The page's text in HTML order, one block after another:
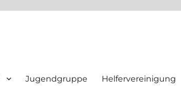
Jugendgruppe Helfervereinigung